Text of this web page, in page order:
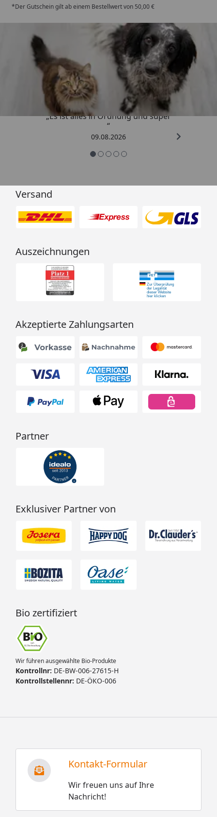
*Der Gutschein gilt ab einem Bestellwert von 50,00 €
Trusted Shops
/ 5
„Es ist alles in Ordnung und super
“
09.08.2026
Versand
Auszeichnungen
Akzeptierte Zahlungsarten
Partner
Exklusiver Partner von
Bio zertifiziert
Wir führen ausgewählte Bio-Produkte
Kontrollnr: DE-BW-006-27615-H
Kontrollstellennr: DE-ÖKO-006
Kontakt-Formular
Wir freuen uns auf Ihre
Nachricht!